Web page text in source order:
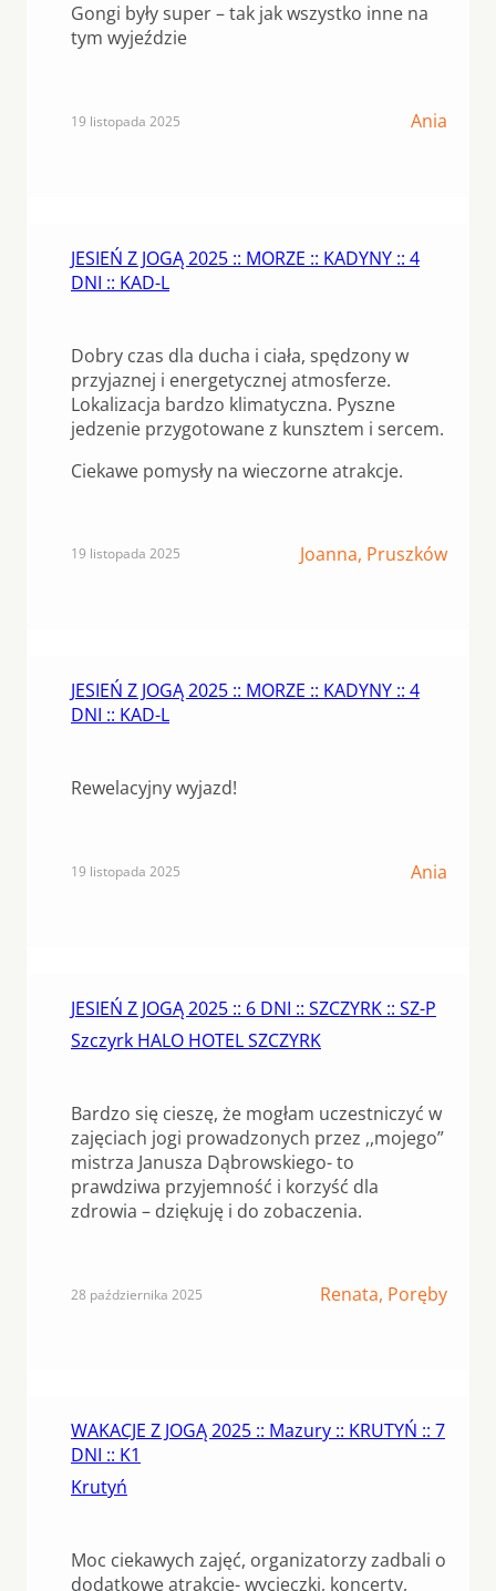
Gongi były super – tak jak wszystko inne na
tym wyjeździe
19 listopada 2025 Ania
JESIEŃ Z JOGĄ 2025 :: MORZE :: KADYNY :: 4
DNI :: KAD-L
Dobry czas dla ducha i ciała, spędzony w
przyjaznej i energetycznej atmosferze.
Lokalizacja bardzo klimatyczna. Pyszne
jedzenie przygotowane z kunsztem i sercem.
Ciekawe pomysły na wieczorne atrakcje.
19 listopada 2025 Joanna, Pruszków
JESIEŃ Z JOGĄ 2025 :: MORZE :: KADYNY :: 4
DNI :: KAD-L
Rewelacyjny wyjazd!
19 listopada 2025 Ania
JESIEŃ Z JOGĄ 2025 :: 6 DNI :: SZCZYRK :: SZ-P
Szczyrk HALO HOTEL SZCZYRK
Bardzo się cieszę, że mogłam uczestniczyć w
zajęciach jogi prowadzonych przez ,,mojego”
mistrza Janusza Dąbrowskiego- to
prawdziwa przyjemność i korzyść dla
zdrowia – dziękuję i do zobaczenia.
28 października 2025 Renata, Poręby
WAKACJE Z JOGĄ 2025 :: Mazury :: KRUTYŃ :: 7
DNI :: K1
Krutyń
Moc ciekawych zajęć, organizatorzy zadbali o
dodatkowe atrakcje- wycieczki, koncerty,